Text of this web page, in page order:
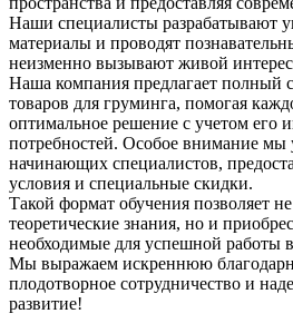
Наши специалисты разрабатывают
материалы и проводят
неизменно вызывают живой
Наша компания предлагает полный
товаров для груминга, помогая
оптимальное решение с учетом его
потребностей. Особое внимание мы
начинающих специалистов,
условия и специальные скидки.
Такой формат обучения позволяет
теоретические знания, но и
необходимые для успешной работы
Мы выражаем искреннюю
плодотворное сотрудничество и
развитие!